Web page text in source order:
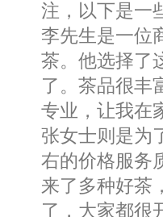
注，以下是一
李先生是一位
茶。他选择了
了。茶品很丰
专业，让我在
张女士则是为
右的价格服务
来了多种好茶
了，大家都很